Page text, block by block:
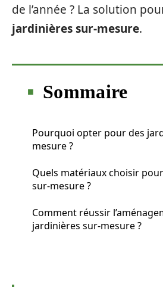
de l’année ? La solution
jardinières sur-mesure.
Sommaire
Pourquoi opter pour des
mesure ?
Quels matériaux choisir
sur-mesure ?
Comment réussir
jardinières sur-mesure ?